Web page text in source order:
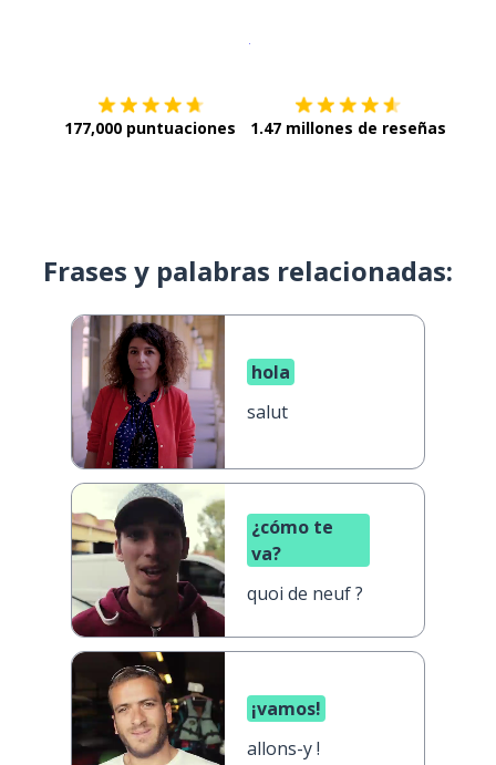
177,000 puntuaciones 1.47 millones de reseñas
Frases y palabras relacionadas:
hola
salut
¿cómo te
va?
quoi de neuf ?
¡vamos!
allons-y !